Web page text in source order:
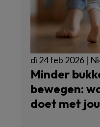
di 24 feb 2026 |
Minder
bewegen:
doet met